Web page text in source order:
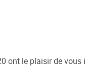
ont le plaisir de